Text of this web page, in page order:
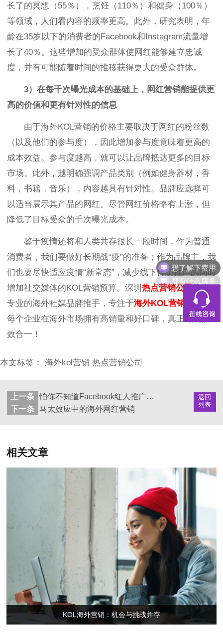
长了的冥想（55％），烹饪（110％）和健身（100％）
等领域，人们看内容的频率更高。此外，研究表明，年
龄在35岁以下的消费者的Facebook和Instagram流量增
长了40％。这些增加的受众群体使网红能够建立忠诚
度，并有可能随着时间的推移获得更大的受众群体。
3）在每千次曝光成本的基础上，网红营销能提供更
高的价值和更有针对性的信息
由于海外KOL营销的价格主要取决于网红的粉丝数
（以及他们的参与度），因此增加参与度意味着更高的
成本效益。参与度越高，就可以让品牌抵达更多的目标
市场。此外，越明确强调产品类别（例如健身器材，香
料，书籍，音乐），内容越具有针对性。品牌应选择可
以适当展示其产品的网红。尽管网红价格略有上涨，但
降低了目标受众的千次曝光成本。
鉴于疫情还将和人类共存很长一段时间，作为普通
消费者，我们要做好长期战“疫”的准备；作为品牌主，我
们也要尽快适应疫情“新常态”，减少线下传统推广的同时
增加社交媒体的KOL营销预算。深圳 热点营销公司作为
专业的海外社媒品牌推手，专注于海外KOL营销
，助力
每个企业在海外市场拥有高销量和好口碑，真正做到品
效合一！
本文标签： 海外kol营销 热点营销公司
返回
列表
上一条
怕你不知道Facebook红人推广怎么做，Hotlist给你把教程全找齐了！
下一条 马太效应中的海外网红营销
相关文章
KOL海外营销：机会与挑战并存
想了解下费用
都有什么服务